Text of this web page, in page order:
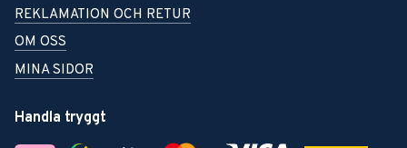
REKLAMATION OCH RETUR
OM OSS
MINA SIDOR
Handla tryggt